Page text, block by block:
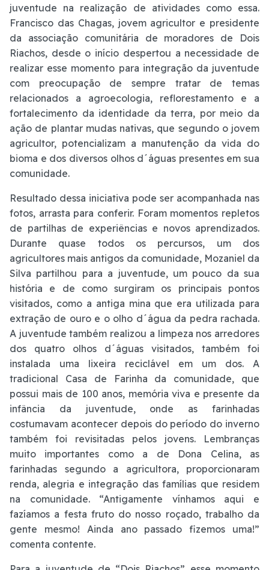
juventude na realização de atividades como essa.
Francisco das Chagas, jovem agricultor e presidente
da associação comunitária de moradores de Dois
Riachos, desde o início despertou a necessidade de
realizar esse momento para integração da juventude
com preocupação de sempre tratar de temas
relacionados a agroecologia, reflorestamento e a
fortalecimento da identidade da terra, por meio da
ação de plantar mudas nativas, que segundo o jovem
agricultor, potencializam a manutenção da vida do
bioma e dos diversos olhos d´águas presentes em sua
comunidade.
Resultado dessa iniciativa pode ser acompanhada nas
fotos, arrasta para conferir. Foram momentos repletos
de partilhas de experiências e novos aprendizados.
Durante quase todos os percursos, um dos
agricultores mais antigos da comunidade, Mozaniel da
Silva partilhou para a juventude, um pouco da sua
história e de como surgiram os principais pontos
visitados, como a antiga mina que era utilizada para
extração de ouro e o olho d´água da pedra rachada.
A juventude também realizou a limpeza nos arredores
dos quatro olhos d´águas visitados, também foi
instalada uma lixeira reciclável em um dos. A
tradicional Casa de Farinha da comunidade, que
possui mais de 100 anos, memória viva e presente da
infância da juventude, onde as farinhadas
costumavam acontecer depois do período do inverno
também foi revisitadas pelos jovens. Lembranças
muito importantes como a de Dona Celina, as
farinhadas segundo a agricultora, proporcionaram
renda, alegria e integração das famílias que residem
na comunidade. “Antigamente vínhamos aqui e
fazíamos a festa fruto do nosso roçado, trabalho da
gente mesmo! Ainda ano passado fizemos uma!”
comenta contente.